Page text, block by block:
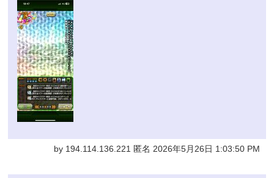
by 194.114.136.221 匿名 2026年5月26日 1:03:50 PM